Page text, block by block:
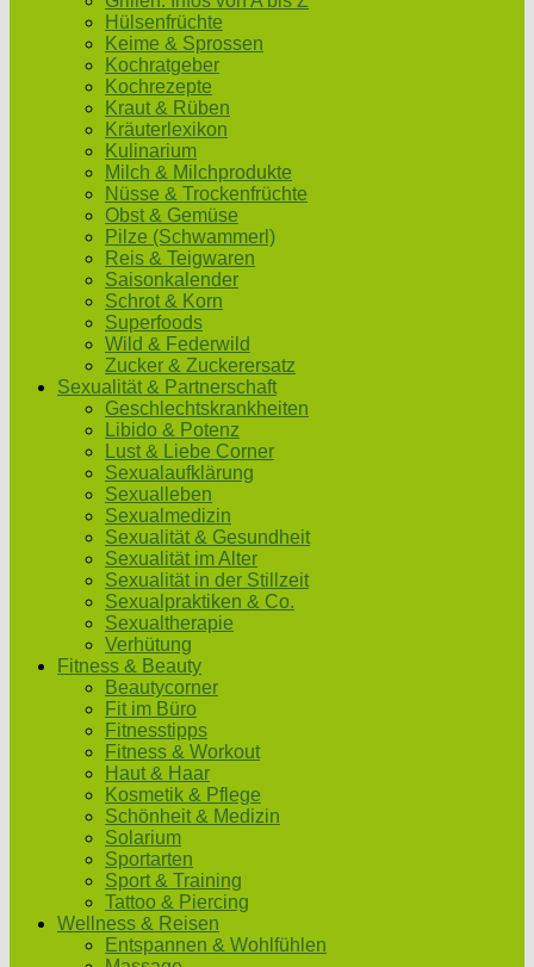
Hülsenfrüchte
Keime & Sprossen
Kochratgeber
Kochrezepte
Kraut & Rüben
Kräuterlexikon
Kulinarium
Milch & Milchprodukte
Nüsse & Trockenfrüchte
Obst & Gemüse
Pilze (Schwammerl)
Reis & Teigwaren
Saisonkalender
Schrot & Korn
Superfoods
Wild & Federwild
Zucker & Zuckerersatz
Sexualität & Partnerschaft
Geschlechtskrankheiten
Libido & Potenz
Lust & Liebe Corner
Sexualaufklärung
Sexualleben
Sexualmedizin
Sexualität & Gesundheit
Sexualität im Alter
Sexualität in der Stillzeit
Sexualpraktiken & Co.
Sexualtherapie
Verhütung
Fitness & Beauty
Beautycorner
Fit im Büro
Fitnesstipps
Fitness & Workout
Haut & Haar
Kosmetik & Pflege
Schönheit & Medizin
Solarium
Sportarten
Sport & Training
Tattoo & Piercing
Wellness & Reisen
Entspannen & Wohlfühlen